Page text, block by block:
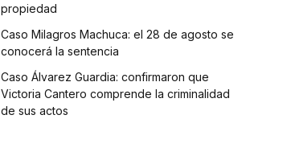
propiedad
Caso Milagros Machuca: el 28 de agosto se
conocerá la sentencia
Caso Álvarez Guardia: confirmaron que
Victoria Cantero comprende la criminalidad
de sus actos